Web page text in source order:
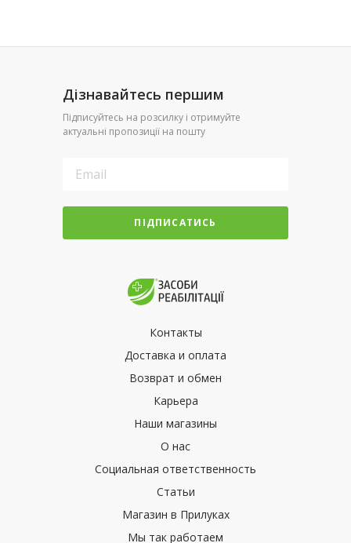
Дізнавайтесь першим
Підписуйтесь на розсилку і отримуйте
актуальні пропозиції на пошту
ПІДПИСАТИСЬ
Контакты
Доставка и оплата
Возврат и обмен
Карьера
Наши магазины
О нас
Социальная ответственность
Статьи
Магазин в Прилуках
Мы так работаем